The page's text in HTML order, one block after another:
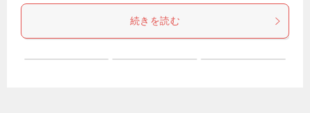
続きを読む